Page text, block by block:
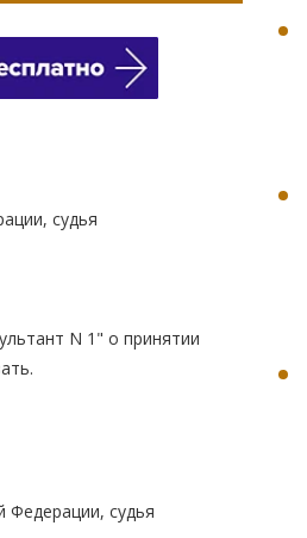
судья
N 1" о принятии
Федерации, судья